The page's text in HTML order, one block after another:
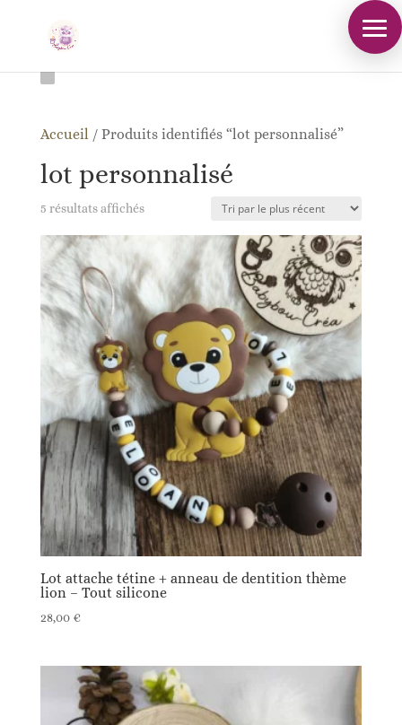
Accueil / Produits identifiés “lot personnalisé”
lot personnalisé
5 résultats affichésTrié
récent
au
plus
ancien
Lot attache tétine + anneau de dentition thème
lion – Tout silicone
28,00 €